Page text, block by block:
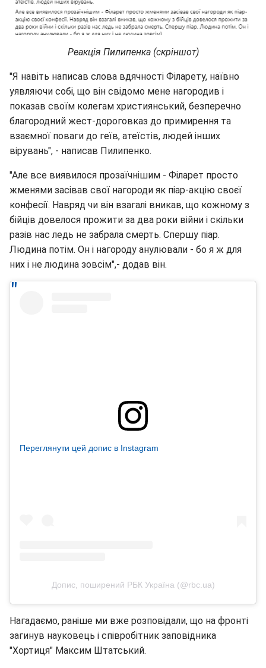
Реакція Пилипенка (скріншот)
"Я навіть написав слова вдячності Філарету, наївно
уявляючи собі, що він свідомо мене нагородив і
показав своїм колегам християнський, безперечно
благородний жест-дороговказ до примирення та
взаємної поваги до геїв, атеїстів, людей інших
вірувань", - написав Пилипенко.
"Але все виявилося прозаїчнішим - Філарет просто
жменями засівав свої нагороди як піар-акцію своєї
конфесії. Навряд чи він взагалі вникав, що кожному з
бійців довелося прожити за два роки війни і скільки
разів нас ледь не забрала смерть. Спершу піар.
Людина потім. Он і нагороду анулювали - бо я ж для
них і не людина зовсім",- додав він.
Переглянути цей допис в Instagram
Допис, поширений РБК Україна (@rbc.ua)
Нагадаємо, раніше ми вже розповідали, що на фронті
загинув науковець і співробітник заповідника
"Хортиця" Максим Штатський.